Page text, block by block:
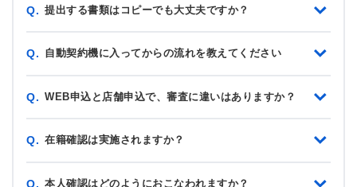
Q. 提出する書類はコピーでも大丈夫ですか？
Q. 自動契約機に入ってからの流れを教えてください
Q. WEB申込と店舗申込で、審査に違いはありますか？
Q. 在籍確認は実施されますか？
Q. 本人確認はどのようにおこなわれますか？